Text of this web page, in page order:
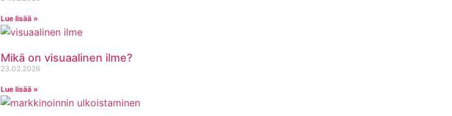
Lue lisää »
Mikä on visuaalinen ilme?
23.02.2026
Lue lisää »